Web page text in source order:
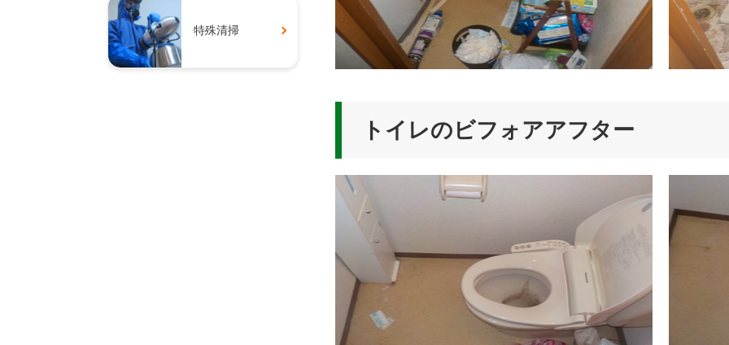
トイレのビフォアアフター
特殊清掃